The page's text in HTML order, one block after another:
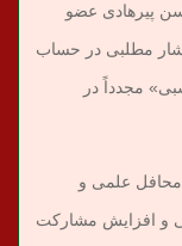
پیرهادی عضو
مطلبی در حساب
مجدداً در
محافل علمی و
و افزایش مشارکت